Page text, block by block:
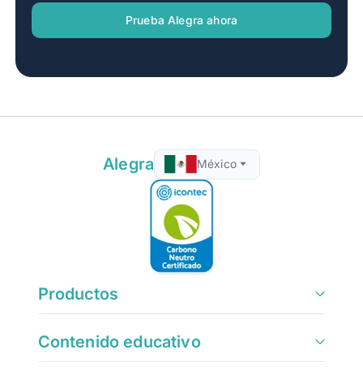
Prueba Alegra ahora
Alegra México
Productos
Contenido educativo